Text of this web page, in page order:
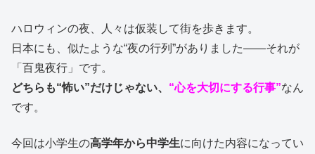
ハロウィンの夜、人々は仮装して街を歩きます。
日本にも、似たような“夜の行列”がありました――それが
「百鬼夜行」です。
どちらも“怖い”だけじゃない、 “心を大切にする行事”なん
です。
今回は小学生の高学年から中学生に向けた内容になってい